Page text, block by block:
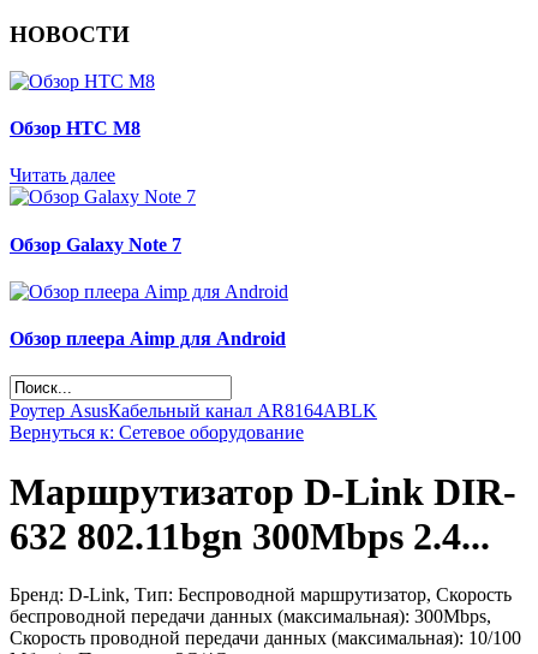
НОВОСТИ
Обзор НТС М8
Читать далее
Обзор Galaxy Note 7
Обзор плеера Aimp для Android
Роутер AsusКабельный канал AR8164ABLK
Вернуться к: Сетевое оборудование
Маршрутизатор D-Link DIR-
632 802.11bgn 300Mbps 2.4...
Бренд: D-Link, Тип: Беспроводной маршрутизатор, Скорость
беспроводной передачи данных (максимальная): 300Mbps,
Скорость проводной передачи данных (максимальная): 10/100